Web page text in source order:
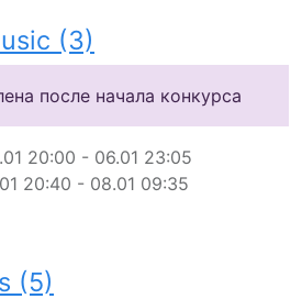
(3)
после начала конкурса
20:00 - 06.01 23:05
20:40 - 08.01 09:35
(5)